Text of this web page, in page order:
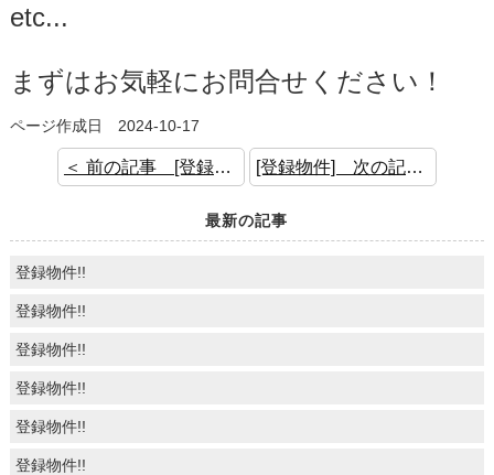
etc...
まずはお気軽にお問合せください！
ページ作成日 2024-10-17
＜ 前の記事 [登録物件] [登録物件] 次の記事 ＞
最新の記事
登録物件!!
登録物件!!
登録物件!!
登録物件!!
登録物件!!
登録物件!!